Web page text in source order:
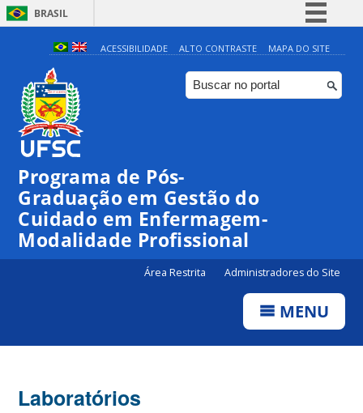
BRASIL
Simplifique!
Comunica BR
Participe
ACESSIBILIDADE ALTO CONTRASTE MAPA DO SITE
Programa de Pós-
Graduação em Gestão do
Cuidado em Enfermagem-
Modalidade Profissional
Área Restrita Administradores do Site
MENU
Laboratórios